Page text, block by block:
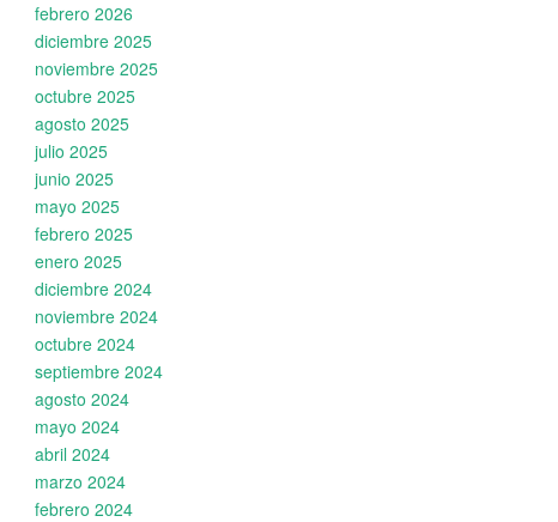
febrero 2026
diciembre 2025
noviembre 2025
octubre 2025
agosto 2025
julio 2025
junio 2025
mayo 2025
febrero 2025
enero 2025
diciembre 2024
noviembre 2024
octubre 2024
septiembre 2024
agosto 2024
mayo 2024
abril 2024
marzo 2024
febrero 2024